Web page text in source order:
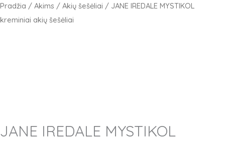
Pradžia / Akims / Akių šešėliai / JANE IREDALE MYSTIKOL
kreminiai akių šešėliai
JANE IREDALE MYSTIKOL